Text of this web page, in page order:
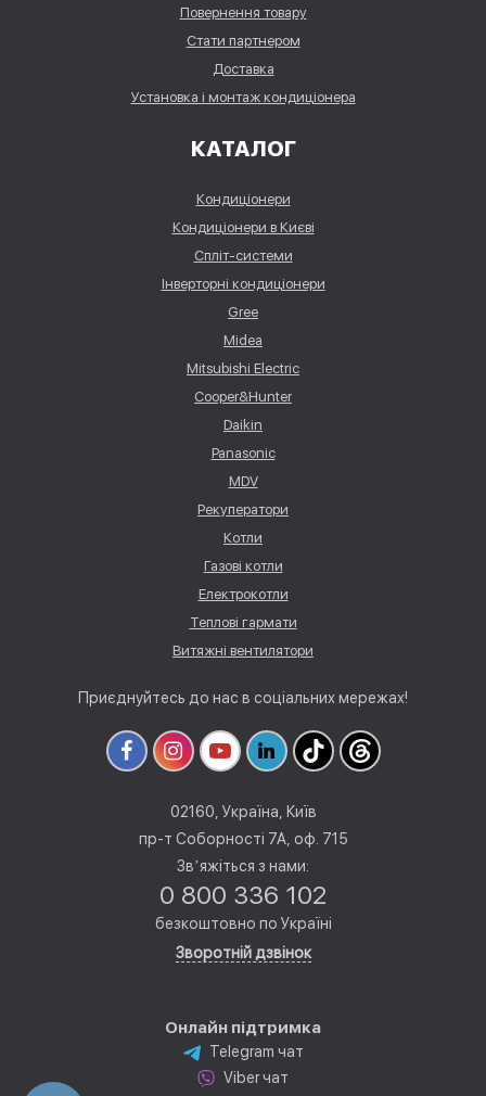
Повернення товару
Стати партнером
Доставка
Установка і монтаж кондиціонера
КАТАЛОГ
Кондиціонери
Кондиціонери в Києві
Спліт-системи
Інверторні кондиціонери
Gree
Midea
Mitsubishi Electric
Cooper&Hunter
Daikin
Panasonic
MDV
Рекуператори
Котли
Газові котли
Електрокотли
Теплові гармати
Витяжні вентилятори
Приєднуйтесь до нас в соціальних мережах!
02160, Україна, Київ
пр-т Соборності 7А, оф. 715
Звʼяжіться з нами:
0 800 336 102
безкоштовно по Україні
Зворотній дзвінок
Онлайн підтримка
Telegram чат
Viber чат